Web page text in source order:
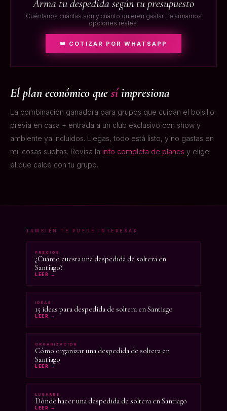
Arma tu despedida según tu presupuesto
Cuéntanos cuántas son y cuánto quieren gastar. Te armamos
opciones reales.
👑 COTIZAR POR WHATSAPP
El plan económico que síimpresiona
La combinación ganadora para grupos que cuidan el bolsillo:
previa en casa + entrada a un club exclusivo con show y
ambiente ya incluidos. Llegas, todo está listo, y no gastas en
mil cosas sueltas. Revisa la info completa de planes y elige
el que calce con tu grupo.
TAMBIÉN TE PUEDE INTERESAR
PRECIOS
¿Cuánto cuesta una despedida de soltera en
Santiago?
LEER →
IDEAS
15 ideas para despedida de soltera en Santiago
LEER →
ORGANIZACIÓN
Cómo organizar una despedida de soltera en
Santiago
LEER →
LUGARES
Dónde hacer una despedida de soltera en Santiago
LEER →